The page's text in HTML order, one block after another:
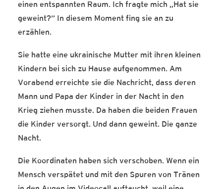
einen entspannten Raum. Ich fragte mich „Hat sie
geweint?“ In diesem Moment fing sie an zu
erzählen.
Sie hatte eine ukrainische Mutter mit ihren kleinen
Kindern bei sich zu Hause aufgenommen. Am
Vorabend erreichte sie die Nachricht, dass deren
Mann und Papa der Kinder in der Nacht in den
Krieg ziehen musste. Da haben die beiden Frauen
die Kinder versorgt. Und dann geweint. Die ganze
Nacht.
Die Koordinaten haben sich verschoben. Wenn ein
Mensch verspätet und mit den Spuren von Tränen